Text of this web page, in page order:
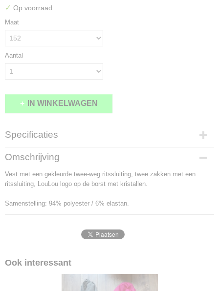
✓ Op voorraad
Maat
Aantal
IN WINKELWAGEN
Specificaties
Productcode
2098-10074
Omschrijving
Vest met een gekleurde twee-weg ritssluiting, twee zakken met een
ritssluiting, LouLou logo op de borst met kristallen.
Samenstelling: 94% polyester / 6% elastan.
Ook interessant